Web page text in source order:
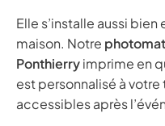
Elle s’installe aussi bien
maison. Notre
Ponthierryimprime en
est personnalisé à
accessibles après